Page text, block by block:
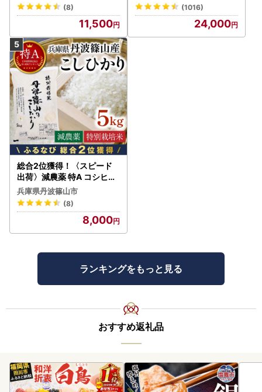
(8)
11,500
(1016)
24,000
総合2位獲得！〈スピード
出荷〉減農薬 特A コシヒカ
リ 5kg 丹波篠山産 特別栽培
米 こしひかり
兵庫県丹波篠山市
(8)
8,000
ランキングをもっと見る
おすすめ返礼品